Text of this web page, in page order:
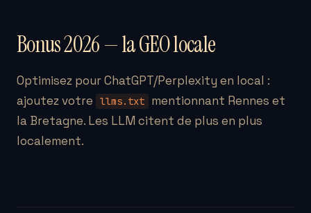
Bonus 2026 — la GEO locale
Optimisez pour ChatGPT/Perplexity en local :
ajoutez votre
llms.txt
mentionnant Rennes et
la Bretagne. Les LLM citent de plus en plus
localement.